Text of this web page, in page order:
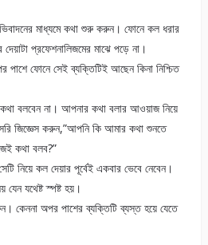
মাধ্যমে কথা শুরু করুন। ফোনে কল ধরার
প্রফেশনালিজমের মাঝে পড়ে না।
পাশে ফোনে সেই ব্যক্তিটিই আছেন কিনা নিশ্চিত
বলবেন না। আপনার কথা বলার আওয়াজ নিয়ে
জিজ্ঞেস করুন,”আপনি কি আমার কথা শুনতে
কথা বলব?”
নিয়ে কল দেয়ার পূর্বেই একবার ভেবে নেবেন।
যেন যথেষ্ট স্পষ্ট হয়।
কেননা অপর পাশের ব্যক্তিটি ব্যস্ত হয়ে যেতে